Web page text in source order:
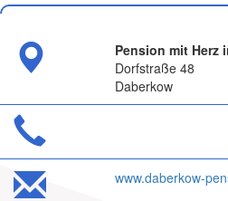
Pension mit Herz
Dorfstraße 48
Daberkow
www.daberkow-